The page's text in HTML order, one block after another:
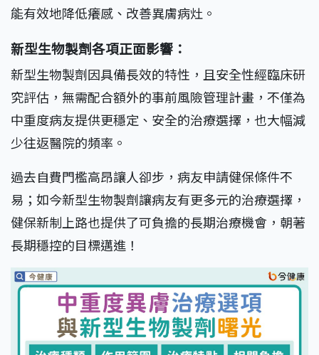
能有效地降低癢感、改善異膚病灶。
新型生物製劑各項正面影響：
新型生物製劑因具備長效的特性，且安全性經臨床研
究評估，無需配合額外的事前風險管理計畫，不僅為
中重度病友提供更穩定、安全的治療選擇，也大幅減
少往返醫院的頻率。
過去自費門檻高昂讓人卻步，病友申請健保條件不
易；如今新型生物製劑讓病友有更多元的治療選擇，
健保新制上路也提供了可負擔的長期治療機會，朝著
長期穩控的目標邁進！